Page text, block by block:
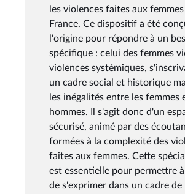
les violences faites aux femmes
France. Ce dispositif a été
l'origine pour répondre à un
spécifique : celui des femmes
violences systémiques,
un cadre social et historique
les inégalités entre les femmes
hommes. Il s'agit donc d'un
sécurisé, animé par des
formées à la complexité des
faites aux femmes. Cette
est essentielle pour permettre
de s'exprimer dans un cadre de